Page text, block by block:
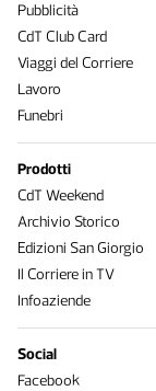
Pubblicità
CdT Club Card
Viaggi del Corriere
Lavoro
Funebri
Prodotti
CdT Weekend
Archivio Storico
Edizioni San Giorgio
Il Corriere in TV
Infoaziende
Social
Facebook